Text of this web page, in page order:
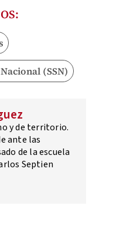
(SSN)
y de territorio.
ante las
de la escuela
Septien